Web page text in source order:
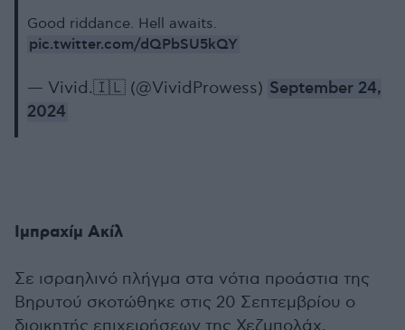
Good riddance. Hell awaits.
pic.twitter.com/dQPbSU5kQY
— Vivid.🇮🇱 (@VividProwess) September 24,
2024
Ιμπραχίμ Ακίλ
Σε ισραηλινό πλήγμα στα νότια προάστια της
Βηρυτού σκοτώθηκε στις 20 Σεπτεμβρίου ο
διοικητής επιχειρήσεων της Χεζμπολάχ,